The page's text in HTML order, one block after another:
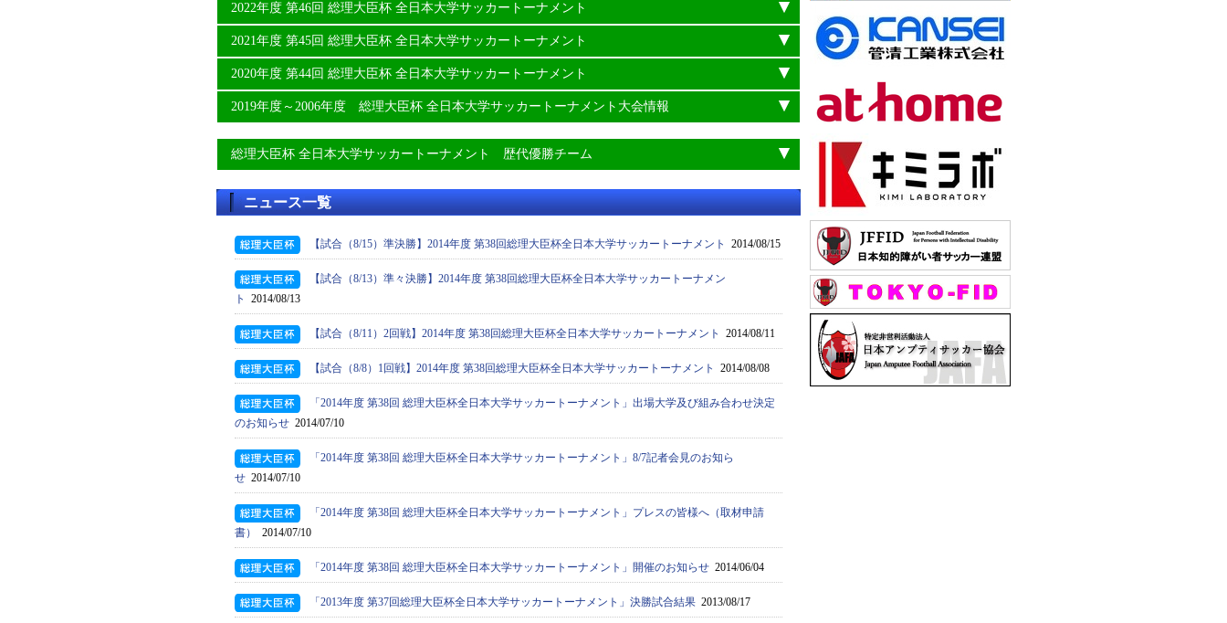
2022年度 第46回 総理大臣杯 全日本大学サッカートーナメント
2021年度 第45回 総理大臣杯 全日本大学サッカートーナメント
2020年度 第44回 総理大臣杯 全日本大学サッカートーナメント
2019年度～2006年度 総理大臣杯 全日本大学サッカートーナメント大会情報
総理大臣杯 全日本大学サッカートーナメント 歴代優勝チーム
ニュース一覧
【試合（8/15）準決勝】2014年度 第38回総理大臣杯全日本大学サッカートーナメント 2014/08/15
【試合（8/13）準々決勝】2014年度 第38回総理大臣杯全日本大学サッカートーナメン
ト
2014/08/13
【試合（8/11）2回戦】2014年度 第38回総理大臣杯全日本大学サッカートーナメント 2014/08/11
【試合（8/8）1回戦】2014年度 第38回総理大臣杯全日本大学サッカートーナメント 2014/08/08
「2014年度 第38回 総理大臣杯全日本大学サッカートーナメント」出場大学及び組み合わせ決定
のお知らせ 2014/07/10
「2014年度 第38回 総理大臣杯全日本大学サッカートーナメント」8/7記者会見のお知ら
せ 2014/07/10
「2014年度 第38回 総理大臣杯全日本大学サッカートーナメント」プレスの皆様へ（取材申請
書）
2014/07/10
「2014年度 第38回 総理大臣杯全日本大学サッカートーナメント」開催のお知らせ 2014/06/04
「2013年度 第37回総理大臣杯全日本大学サッカートーナメント」決勝試合結果 2013/08/17